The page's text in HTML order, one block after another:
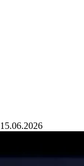
15.06.2026